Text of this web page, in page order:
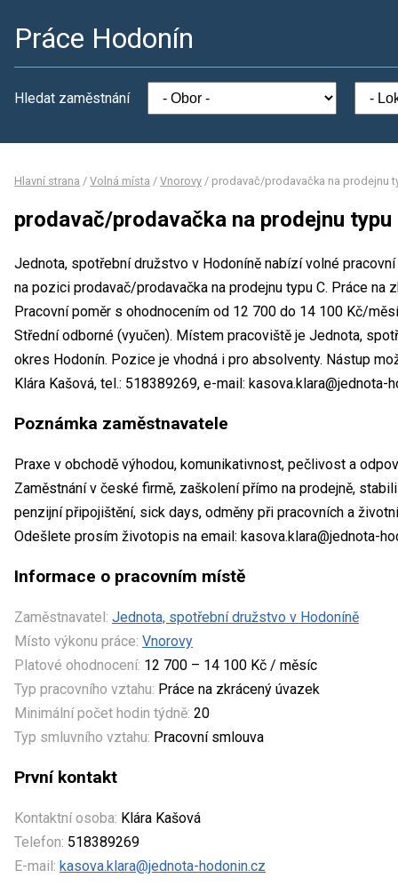
Práce Hodonín
Hledat zaměstnání
Hlavní strana / Volná místa / Vnorovy / prodavač/prodavačka na prodejnu
prodavač/prodavačka na prodejnu typu
Jednota, spotřební družstvo v Hodoníně nabízí volné
na pozici prodavač/prodavačka na prodejnu typu C. Práce na
Pracovní poměr s ohodnocením od 12 700 do 14 100 Kč/
Střední odborné (vyučen). Místem pracoviště je Jednota,
okres Hodonín. Pozice je vhodná i pro absolventy. Nástup
Klára Kašová, tel.: 518389269, e-mail: kasova.klara@jednota-
Poznámka zaměstnavatele
Praxe v obchodě výhodou, komunikativnost, pečlivost a
Zaměstnání v české firmě, zaškolení přímo na prodejně,
penzijní připojištění, sick days, odměny při pracovních a
Odešlete prosím životopis na email: kasova.klara@jednota-
Informace o pracovním místě
Zaměstnavatel: Jednota, spotřební družstvo v Hodoníně
Místo výkonu práce: Vnorovy
Platové ohodnocení: 12 700 – 14 100 Kč / měsíc
Typ pracovního vztahu: Práce na zkrácený úvazek
Minimální počet hodin týdně: 20
Typ smluvního vztahu: Pracovní smlouva
První kontakt
Kontaktní osoba: Klára Kašová
Telefon: 518389269
E-mail: kasova.klara@jednota-hodonin.cz